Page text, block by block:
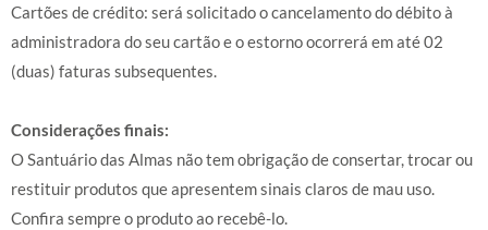
Cartões de crédito: será solicitado o cancelamento do débito à
administradora do seu cartão e o estorno ocorrerá em até 02
(duas) faturas subsequentes.
Considerações finais:
O Santuário das Almas não tem obrigação de consertar, trocar ou
restituir produtos que apresentem sinais claros de mau uso.
Confira sempre o produto ao recebê-lo.